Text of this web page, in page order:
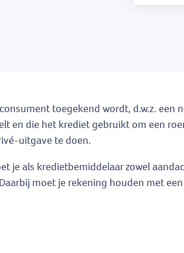
toegekend wordt, d.w.z. een
en die het krediet gebruikt om een
uitgave te doen.
je als kredietbemiddelaar zowel
moet je rekening houden met